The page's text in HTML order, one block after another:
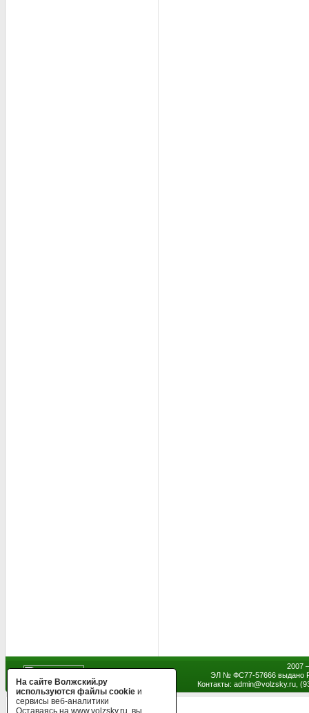
2007
ЭЛ № ФС77-57666 выдано
Контакты: admin@volzsky.ru,
На сайте Волжский.ру
используются файлы cookie и
сервисы веб-аналитики
Оставаясь на www.volzsky.ru, вы